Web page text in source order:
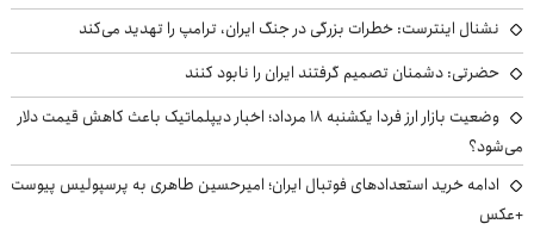
نشنال اینترست: خطرات بزرگی در جنگ ایران، ترامپ را تهدید می‌کند
حضرتی: دشمنان تصمیم گرفتند ایران را نابود کنند
وضعیت بازار ارز فردا یکشنبه ۱۸ مرداد؛ اخبار دیپلماتیک باعث کاهش قیمت دلار
می‌شود؟
ادامه خرید استعدادهای فوتبال ایران؛ امیرحسین طاهری به پرسپولیس پیوست
+عکس